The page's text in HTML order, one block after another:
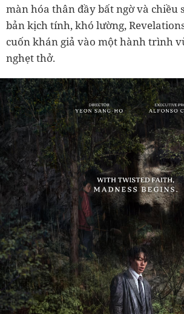
màn hóa thân đầy bất ngờ và chiều
bản kịch tính, khó lường,
cuốn khán giả vào một hành trình
nghẹt thở.